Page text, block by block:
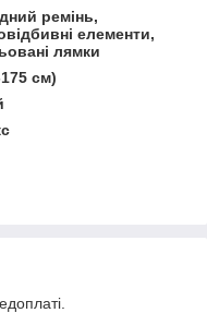
ремінь,
елементи,
лямки
см)